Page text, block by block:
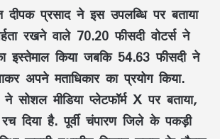
प्रसाद ने इस उपलब्धि पर बताया
रखने वाले 70.20 फीसदी वोटर्स ने
इस्तेमाल किया जबकि 54.63 फीसदी ने
अपने मताधिकार का प्रयोग किया.
सोशल मीडिया प्लेटफॉर्म X पर बताया,
रच दिया है. पूर्वी चंपारण जिले के पकड़ी